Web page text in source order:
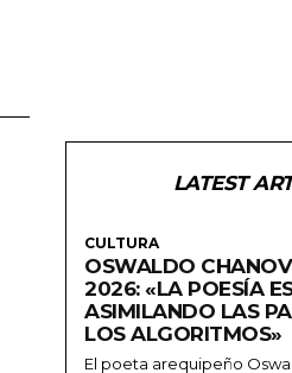
LATEST
CULTURA
OSWALDO
2026: «LA POESÍA
ASIMILANDO LAS
LOS ALGORITMOS»
El poeta arequipeño